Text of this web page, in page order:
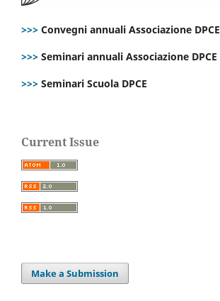
>>> Convegni annuali Associazione DPCE
>>> Seminari annuali Associazione DPCE
>>> Seminari Scuola DPCE
Current Issue
Make a Submission